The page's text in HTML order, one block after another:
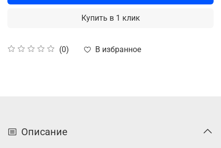
(0) В избранное
Купить в 1 клик
Описание